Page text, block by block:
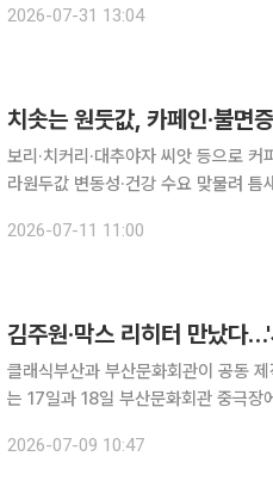
2026-07-31 13:04
치솟는 원둣값, 카페인·불면
보리·치커리·대추야자 씨앗 등으로
라원두값 변동성·건강 수요 맞물려 틈새 시장 주목 카페인 섭취를 줄이려
증과 카페인 민감도를 호소하는 소비
2026-07-11 11:00
김주원·막스 리히터 만났다
클래식부산과 부산문화회관이 공동
는 17일과 18일 부산문화회관 중극장에서 관객들을 만난다
2026-07-09 10:47